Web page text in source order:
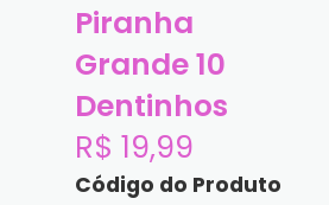
Piranha
Grande 10
Dentinhos
R$ 19,99
Código do Produto